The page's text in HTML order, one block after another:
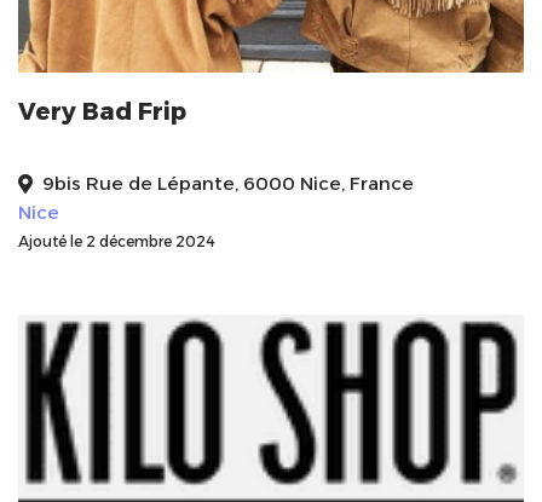
Very Bad Frip
9bis Rue de Lépante, 6000 Nice, France
Nice
Ajouté le 2 décembre 2024